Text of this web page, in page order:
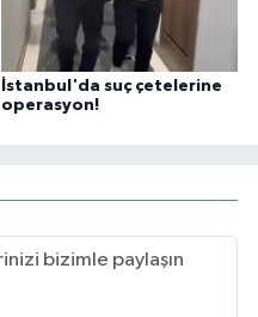
İstanbul'da suç çetelerine
operasyon!